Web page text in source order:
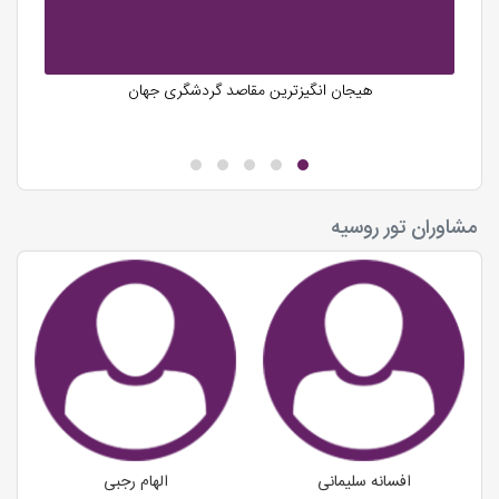
و مسکو در دنیا بی‌رقیب‌اند.
نقاشی و معماری: از آیکون‌های مذهبی تا معماری باروک و
تور روسیه بدون چشیدن غذاهای سنتی‌اش کامل نمی‌شود:
بورش: سوپ چغندر معروف روسی.
پلو روسی با سبزیجات و گوشت.
سالاد اولویه که در ایران هم بسیار محبوب است.
بلینی: نوعی پنکیک روسی.
پیراشکی روسی با انواع مواد میانی خوشمزه.
سوغات روسیه
ماتریوشکا: عروسک‌های چوبی تو در تو.
سماور روسی: نمادی از مهمان‌نوازی.
تخم‌مرغ‌های فابرژه (نسخه‌های هنری).
صنایع دستی نقره و سفال.
بهترین زمان سفر به روسیه
بهار (مارس تا مه): هوای مطبوع و مناسب برای بازدید از
هیجان انگیزترین مقاصد گردشگری جهان
مشاوران تور روسیه
افسانه سلیمانی
الهام رجبی